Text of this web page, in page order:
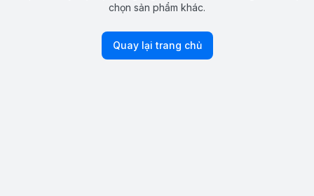
chọn sản phẩm khác.
Quay lại trang chủ